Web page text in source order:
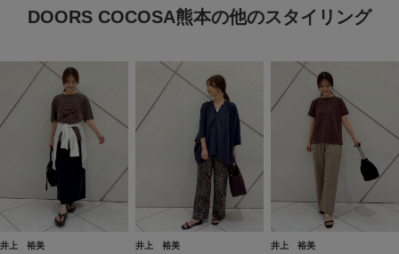
DOORS COCOSA熊本の他のスタイリング
井上 裕美
井上 裕美
井上 裕美